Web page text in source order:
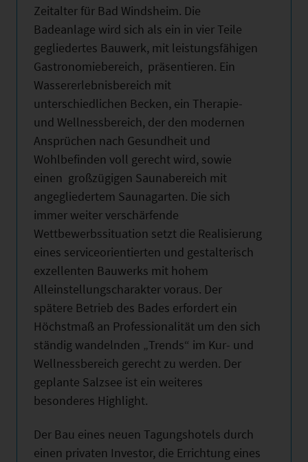
Zeitalter für Bad Windsheim. Die
Badeanlage wird sich als ein in vier Teile
gegliedertes Bauwerk, mit leistungsfähigen
Gastronomiebereich, präsentieren. Ein
Wassererlebnisbereich mit
unterschiedlichen Becken, ein Therapie-
und Wellnessbereich, der den modernen
Ansprüchen nach Gesundheit und
Wohlbefinden voll gerecht wird, sowie
einen großzügigen Saunabereich mit
angegliedertem Saunagarten. Die sich
immer weiter verschärfende
Wettbewerbssituation setzt die Realisierung
eines serviceorientierten und gestalterisch
exzellenten Bauwerks mit hohem
Alleinstellungscharakter voraus. Der
spätere Betrieb des Bades erfordert ein
Höchstmaß an Professionalität um den sich
ständig wandelnden „Trends“ im Kur- und
Wellnessbereich gerecht zu werden. Der
geplante Salzsee ist ein weiteres
besonderes Highlight.
Der Bau eines neuen Tagungshotels durch
einen privaten Investor, die Errichtung eines